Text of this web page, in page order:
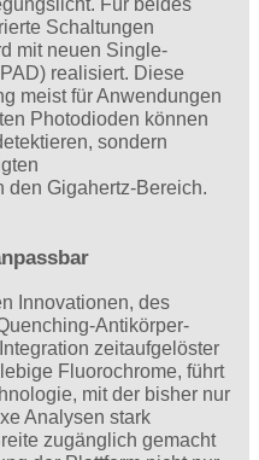
Für beides
Schaltungen
mit neuen Single-
realisiert. Diese
meist für Anwendungen
Photodioden können
sondern
den Gigahertz-Bereich.
Innovationen, des
Antikörper-
zeitaufgelöster
Fluorochrome, führt
mit der bisher nur
Analysen stark
zugänglich gemacht